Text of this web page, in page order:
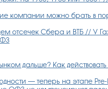
компании можно брать в
отсечек Сбера и ВТБ // У
дальше? Как
— теперь на этапе